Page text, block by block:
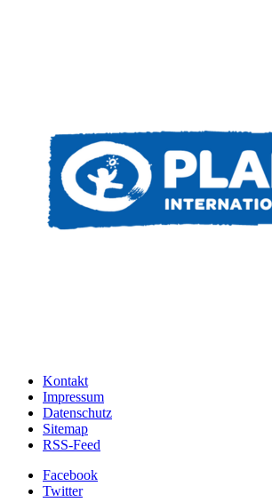
Kontakt
Impressum
Datenschutz
Sitemap
RSS-Feed
Facebook
Twitter